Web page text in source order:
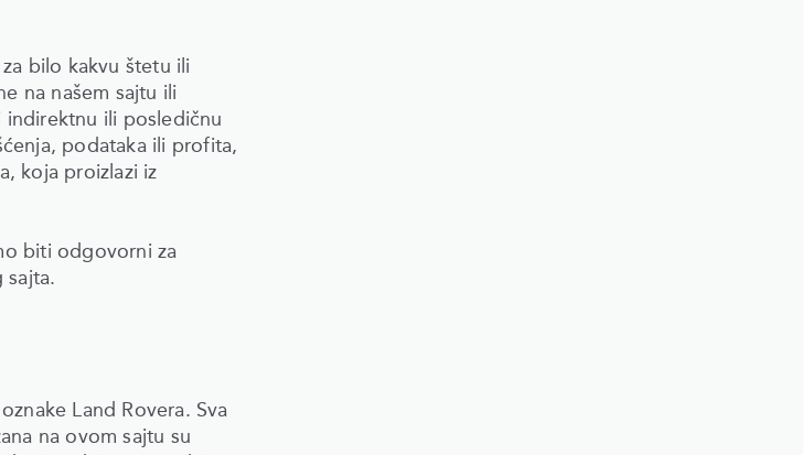
bilo kakvu štetu ili
na našem sajtu ili
indirektnu ili posledičnu
podataka ili profita,
koja proizlazi iz
biti odgovorni za
sajta.
Land Rovera. Sva
na ovom sajtu su